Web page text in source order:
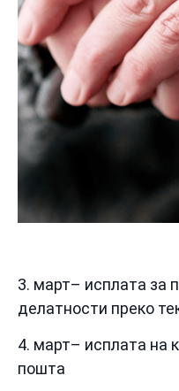
3. март– исплата за
делатности преко
4. март– исплата на
пошта